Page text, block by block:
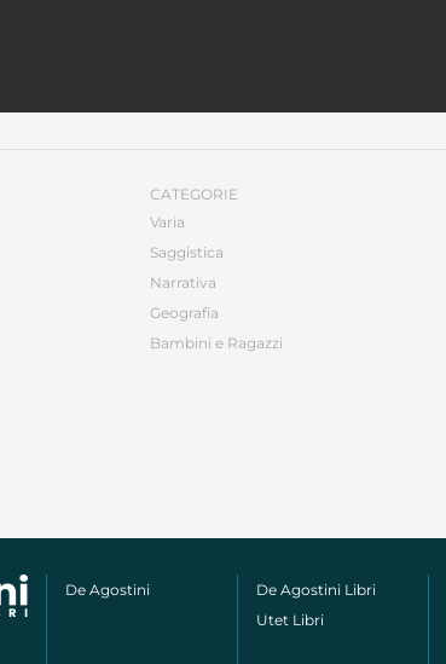
CATEGORIE
Varia
Saggistica
Narrativa
Geografia
Bambini e Ragazzi
De Agostini
De Agostini Libri
Utet Libri